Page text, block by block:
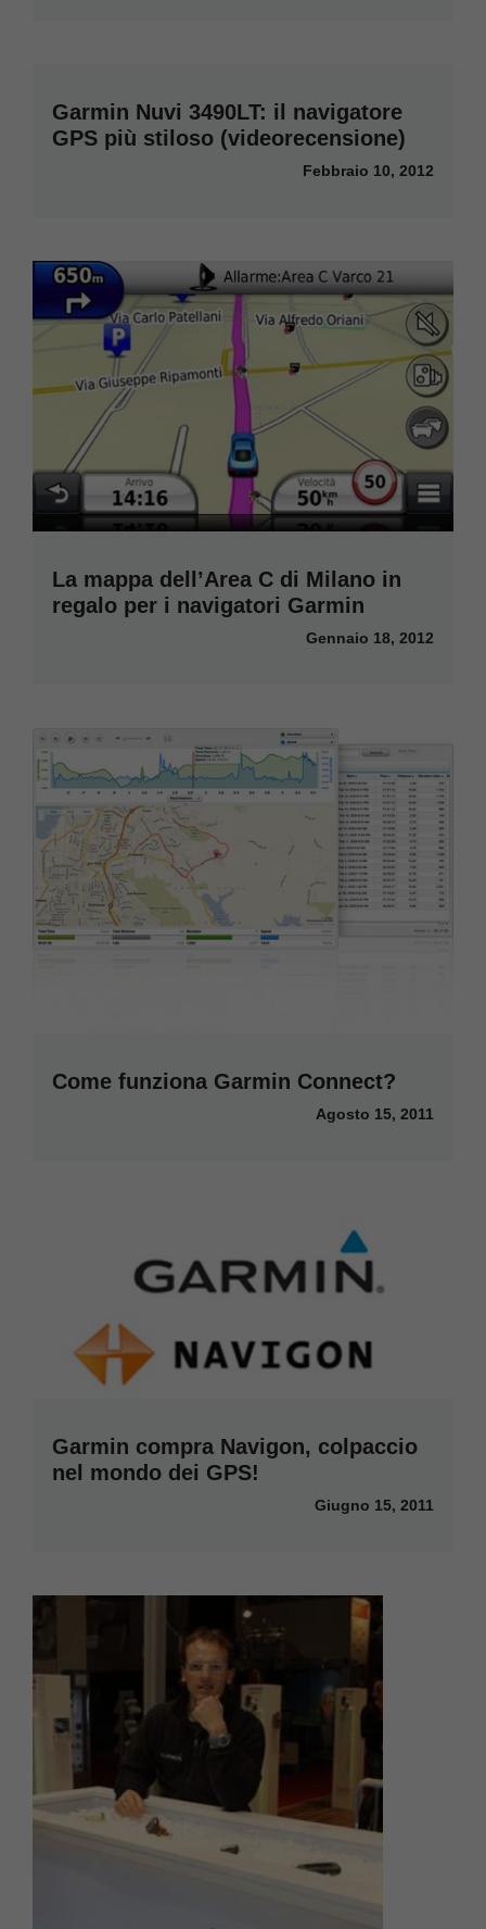
Garmin Nuvi 3490LT: il navigatore
GPS più stiloso (videorecensione)
Febbraio 10, 2012
La mappa dell’Area C di Milano in
regalo per i navigatori Garmin
Gennaio 18, 2012
Come funziona Garmin Connect?
Agosto 15, 2011
Garmin compra Navigon, colpaccio
nel mondo dei GPS!
Giugno 15, 2011